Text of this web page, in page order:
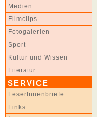
Medien
Filmclips
Fotogalerien
Sport
Kultur und Wissen
Literatur
SERVICE
LeserInnenbriefe
Links